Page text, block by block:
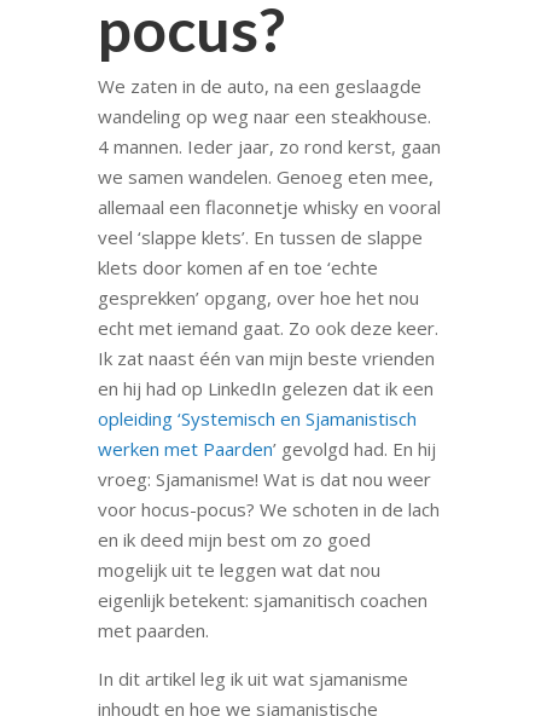
pocus?
We zaten in de auto, na een geslaagde
wandeling op weg naar een steakhouse.
4 mannen. Ieder jaar, zo rond kerst, gaan
we samen wandelen. Genoeg eten mee,
allemaal een flaconnetje whisky en vooral
veel ‘slappe klets’. En tussen de slappe
klets door komen af en toe ‘echte
gesprekken’ opgang, over hoe het nou
echt met iemand gaat. Zo ook deze keer.
Ik zat naast één van mijn beste vrienden
en hij had op LinkedIn gelezen dat ik een
opleiding ‘Systemisch en Sjamanistisch
werken met Paarden’ gevolgd had. En hij
vroeg: Sjamanisme! Wat is dat nou weer
voor hocus-pocus? We schoten in de lach
en ik deed mijn best om zo goed
mogelijk uit te leggen wat dat nou
eigenlijk betekent: sjamanitisch coachen
met paarden.
In dit artikel leg ik uit wat sjamanisme
inhoudt en hoe we sjamanistische